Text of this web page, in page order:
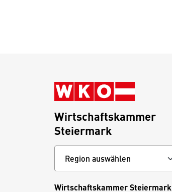
Wirtschaftskammer
Steiermark
Wirtschaftskammer Steiermark